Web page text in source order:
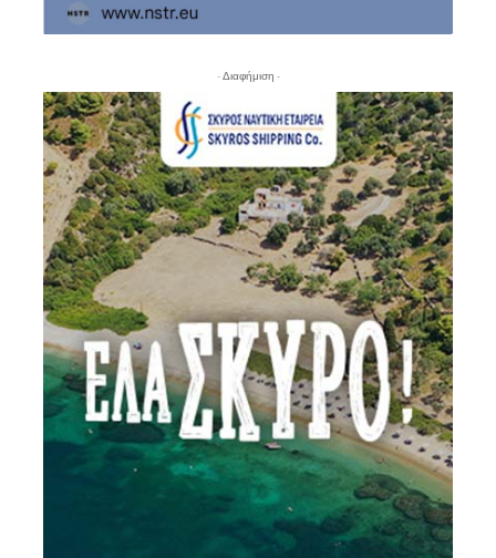
- Διαφήμιση -